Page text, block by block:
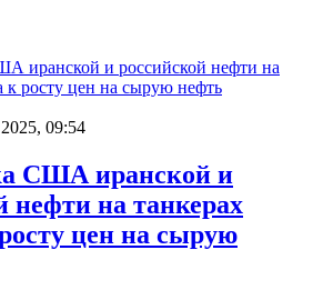
09:54
США иранской и
нефти на танкерах
цен на сырую